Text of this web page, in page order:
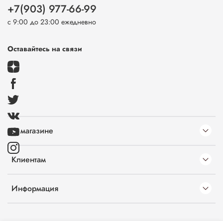
О магазине
Клиентам
Информация
+7(903) 977-66-99
с 9:00 до 23:00 ежедневно
Оставайтесь на связи